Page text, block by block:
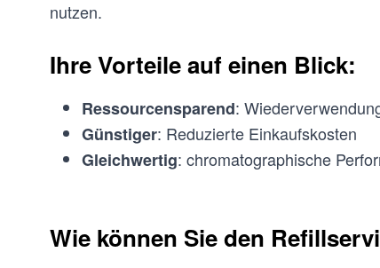
nutzen.
Ihre Vorteile auf einen Blick:
Ressourcensparend:
Günstiger: Reduzierte Einkaufskosten
Gleichwertig: chromatographische
Wie können Sie den